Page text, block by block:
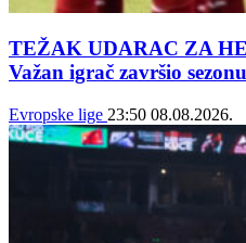
TEŽAK UDARAC ZA
Važan igrač završio
Evropske lige 23:50 08.08.2026.